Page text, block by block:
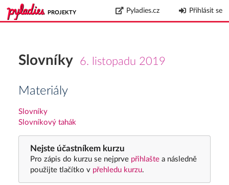
PROJEKTY Pyladies.cz Přihlásit se
Slovníky 6. listopadu 2019
Materiály
Slovníky
Slovníkový tahák
Nejste účastníkem kurzu
Pro zápis do kurzu se nejprvepřihlašte a následně
použijte tlačítko vpřehledu kurzu.